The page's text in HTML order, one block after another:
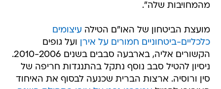
מהמחויבות שלה".
מועצת הביטחון של האו"ם הטילה עיצומים
כלכליים-ביטחוניים חמורים על אירן ועל גופים
הקשורים אליה, בארבעה סבבים בשנים 2010-2006.
ניסיון להטיל סבב נוסף נתקל בהתנגדות חריפה של
סין ורוסיה. ארצות הברית שכנעה לבסוף את האיחוד